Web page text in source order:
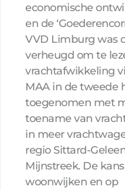
economische
en de
VVD Limburg was
verheugd om te
vrachtafwikkeling
MAA in de tweede
toegenomen met
toename van
in meer
regio Sittard-
Mijnstreek. De
woonwijken en op